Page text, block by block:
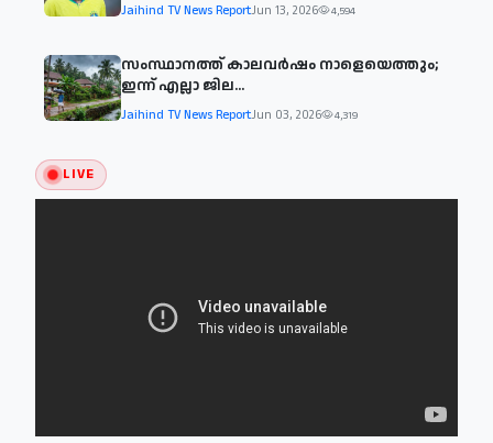
Jaihind TV News ReportJun 13, 2026 4,594
സംസ്ഥാനത്ത് കാലവര്‍ഷം നാളെയെത്തും;
ഇന്ന് എല്ലാ ജില...
Jaihind TV News ReportJun 03, 2026 4,319
LIVE